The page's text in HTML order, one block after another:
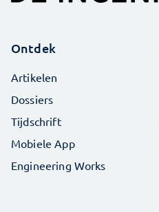
Ontdek
Artikelen
Dossiers
Tijdschrift
Mobiele App
Engineering Works